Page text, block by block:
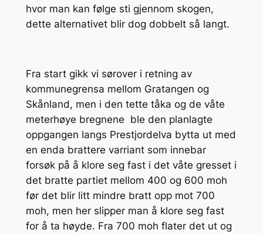
hvor man kan følge sti gjennom skogen,
dette alternativet blir dog dobbelt så langt.
Fra start gikk vi sørover i retning av
kommunegrensa mellom Gratangen og
Skånland, men i den tette tåka og de våte
meterhøye bregnene ble den planlagte
oppgangen langs Prestjordelva bytta ut med
en enda brattere varriant som innebar
forsøk på å klore seg fast i det våte gresset i
det bratte partiet mellom 400 og 600 moh
før det blir litt mindre bratt opp mot 700
moh, men her slipper man å klore seg fast
for å ta høyde. Fra 700 moh flater det ut og